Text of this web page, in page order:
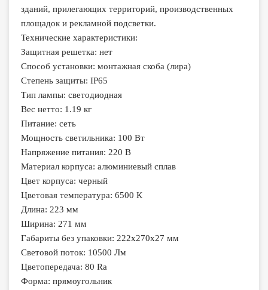
зданий, прилегающих территорий, производственных
площадок и рекламной подсветки.
Технические характеристики:
Защитная решетка: нет
Способ установки: монтажная скоба (лира)
Степень защиты: IP65
Тип лампы: светодиодная
Вес нетто: 1.19 кг
Питание: сеть
Мощность светильника: 100 Вт
Напряжение питания: 220 В
Материал корпуса: алюминиевый сплав
Цвет корпуса: черный
Цветовая температура: 6500 К
Длина: 223 мм
Ширина: 271 мм
Габариты без упаковки: 222х270х27 мм
Световой поток: 10500 Лм
Цветопередача: 80 Ra
Форма: прямоугольник